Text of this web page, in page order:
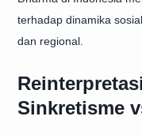
terhadap dinamika
dan regional.
Sinkretisme